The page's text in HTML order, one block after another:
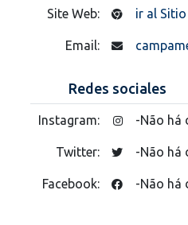
Site Web: ir al
Email:
Redes sociales
Instagram: -Não há
Twitter: -Não há
Facebook: -Não há